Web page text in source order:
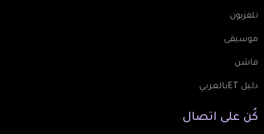
تلفزيون
موسيقى
فاشن
دليل ETبالعربي
كُن على اتصال